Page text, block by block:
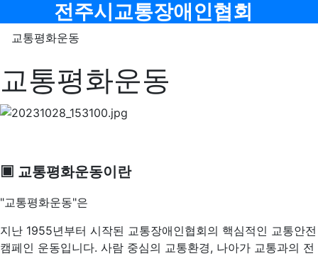
전주시교통장애인협회
교통평화운동
교통평화운동
▣ 교통평화운동이란
"교통평화운동"은
지난 1955년부터 시작된 교통장애인협회의 핵심적인 교통안전
캠페인 운동입니다. 사람 중심의 교통환경, 나아가 교통과의 전